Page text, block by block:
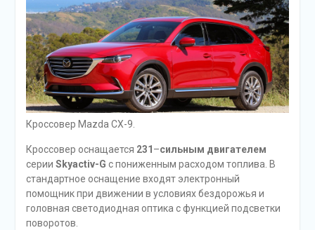
Кроссовер Mazda CX-9.
Кроссовер оснащается 231 –сильным двигателем
серии Skyactiv-G с пониженным расходом топлива. В
стандартное оснащение входят электронный
помощник при движении в условиях бездорожья и
головная светодиодная оптика с функцией подсветки
поворотов.